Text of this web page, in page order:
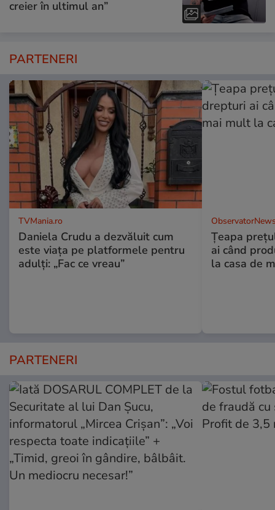
creier în ultimul an”
PARTENERI
TVMania.ro
Daniela Crudu a dezvăluit cum
este viața pe platformele pentru
adulți: „Fac ce vreau”
Țeapa
ai când
la casa de
PARTENERI